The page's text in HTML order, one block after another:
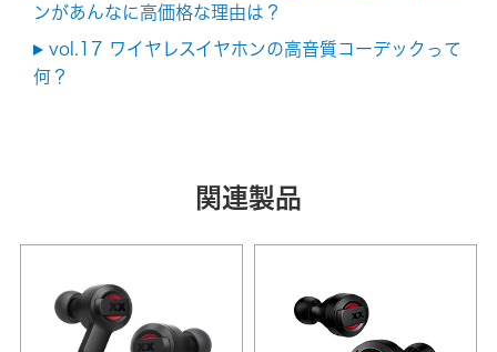
ンがあんなに高価格な理由は？
vol.17 ワイヤレスイヤホンの高音質コーデックって
何？
関連製品